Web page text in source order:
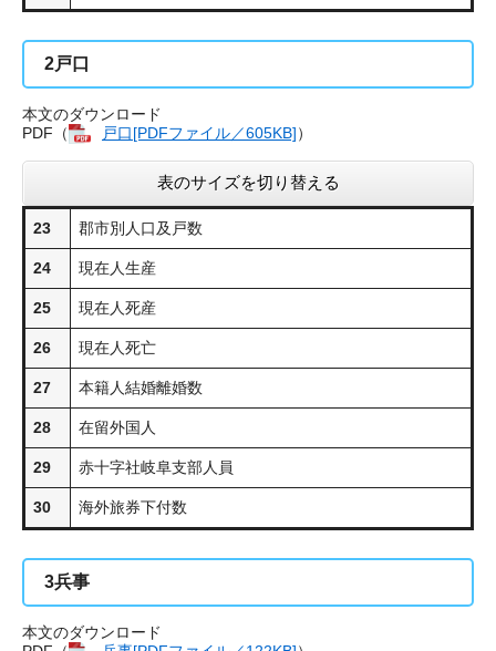
2戸口
本文のダウンロード
PDF（
戸口[PDFファイル／605KB]​）
表のサイズを切り替える
23 郡市別人口及戸数
24 現在人生産
25 現在人死産
26 現在人死亡
27 本籍人結婚離婚数
28 在留外国人
29 赤十字社岐阜支部人員
30 海外旅券下付数
3兵事
本文のダウンロード